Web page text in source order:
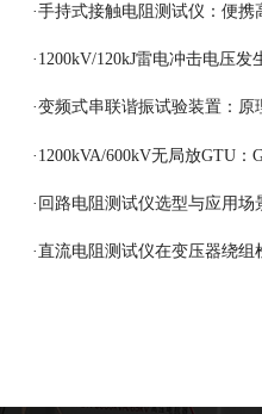
·手持式接触电阻测试仪：便携
· 1200kV/120kJ雷电冲击电压
·变频式串联谐振试验装置：原
· 1200kVA/600kV无局放GTU
· 回路电阻测试仪选型与应用场
·直流电阻测试仪在变压器绕组